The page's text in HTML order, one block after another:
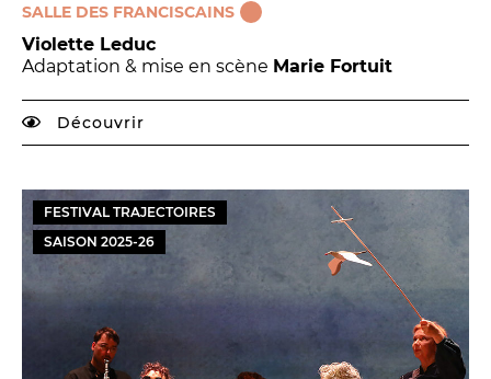
SALLE DES FRANCISCAINS
Violette Leduc
Adaptation & mise en scène Marie Fortuit
Découvrir
FESTIVAL TRAJECTOIRES
SAISON 2025-26